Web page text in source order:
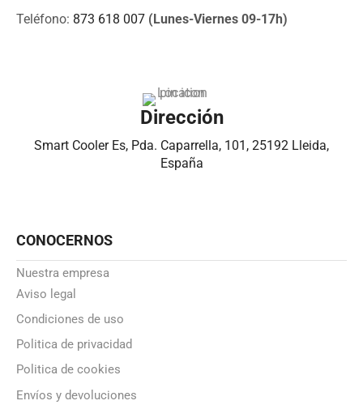
Teléfono: 873 618 007 (Lunes-Viernes 09-17h)
Dirección
Smart Cooler Es, Pda. Caparrella, 101, 25192 Lleida,
España
CONOCERNOS
Nuestra empresa
Aviso legal
Condiciones de uso
Politica de privacidad
Politica de cookies
Envíos y devoluciones